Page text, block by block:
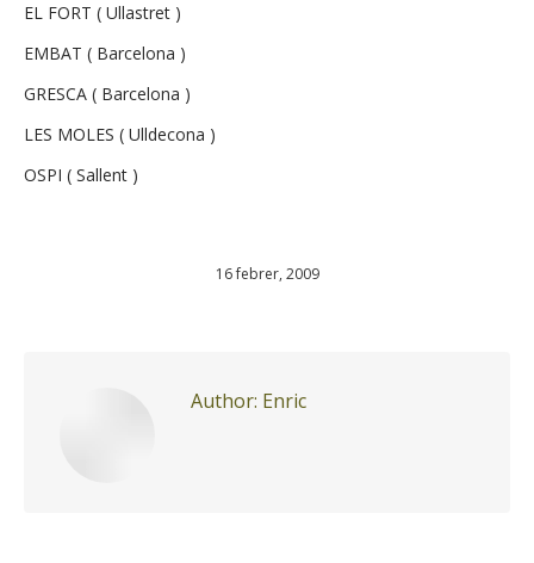
EL FORT ( Ullastret )
EMBAT ( Barcelona )
GRESCA ( Barcelona )
LES MOLES ( Ulldecona )
OSPI ( Sallent )
16 febrer, 2009
Author: Enric